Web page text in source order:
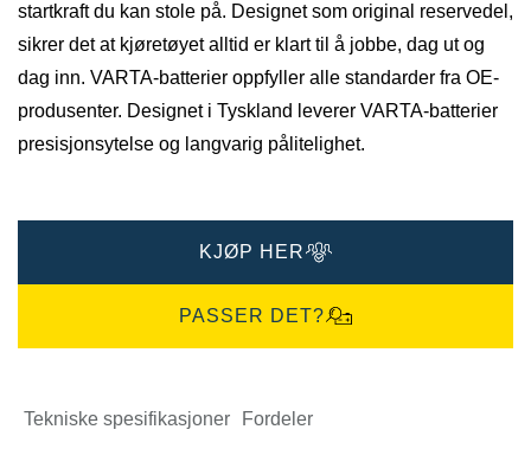
startkraft du kan stole på. Designet som original reservedel,
sikrer det at kjøretøyet alltid er klart til å jobbe, dag ut og
dag inn. VARTA-batterier oppfyller alle standarder fra OE-
produsenter. Designet i Tyskland leverer VARTA-batterier
presisjonsytelse og langvarig pålitelighet.
KJØP HER
PASSER DET?
Tekniske spesifikasjoner Fordeler